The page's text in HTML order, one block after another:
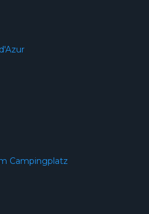
Campingplatz